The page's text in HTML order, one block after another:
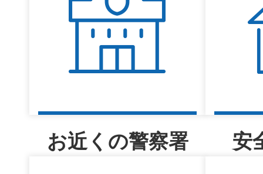
お近くの警察署 安